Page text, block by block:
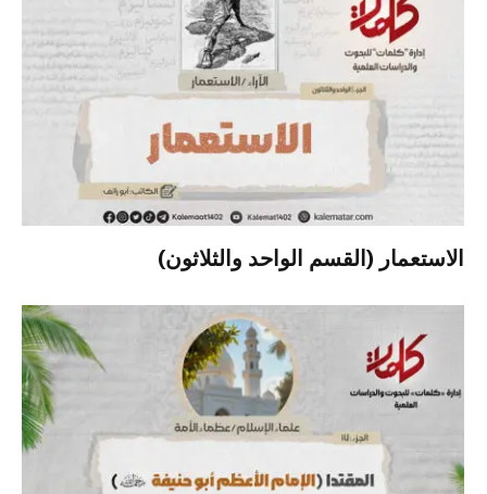
الاستعمار (القسم الواحد والثلاثون)